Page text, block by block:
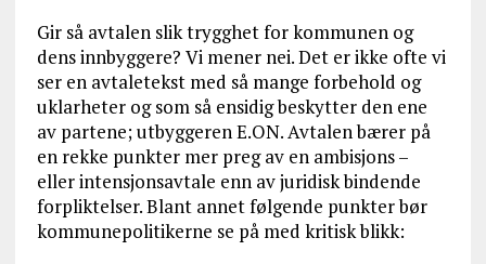
Gir så avtalen slik trygghet for kommunen og
dens innbyggere? Vi mener nei. Det er ikke ofte vi
ser en avtaletekst med så mange forbehold og
uklarheter og som så ensidig beskytter den ene
av partene; utbyggeren E.ON. Avtalen bærer på
en rekke punkter mer preg av en ambisjons –
eller intensjonsavtale enn av juridisk bindende
forpliktelser. Blant annet følgende punkter bør
kommunepolitikerne se på med kritisk blikk: